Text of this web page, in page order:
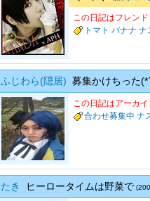
この日記はフレン
トマト バナナ ナ
ふじわら(隠居) 募集かけちった
この日記はアーカ
合わせ募集中 ナ
たき ヒーロータイムは野菜で